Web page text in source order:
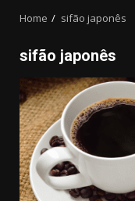
Home sifão japonês
sifão japonês